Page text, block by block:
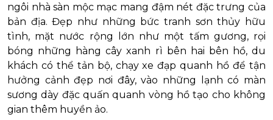
ngôi nhà sàn mộc mạc mang đậm nét đặc trưng của
bản địa. Đẹp như những bức tranh sơn thủy hữu
tình, mặt nước rộng lớn như một tấm gương, rọi
bóng những hàng cây xanh rì bên hai bên hồ, du
khách có thể tản bộ, chạy xe đạp quanh hồ để tận
hưởng cảnh đẹp nơi đây, vào những lạnh có màn
sương dày đặc quấn quanh vòng hồ tạo cho không
gian thêm huyền ảo.